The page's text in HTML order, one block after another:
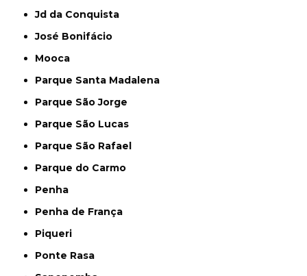
Jd da Conquista
José Bonifácio
Mooca
Parque Santa Madalena
Parque São Jorge
Parque São Lucas
Parque São Rafael
Parque do Carmo
Penha
Penha de França
Piqueri
Ponte Rasa